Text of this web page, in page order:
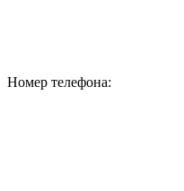
Номер телефона: